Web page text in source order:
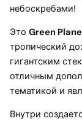
небоскребами!
Это Green
тропический
гигантским
отличным
тематикой и
Внутри